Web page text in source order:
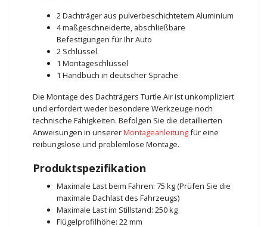
2 Dachträger aus pulverbeschichtetem Aluminium
4 maßgeschneiderte, abschließbare
Befestigungen für Ihr Auto
2 Schlüssel
1 Montageschlüssel
1 Handbuch in deutscher Sprache
Die Montage des Dachträgers Turtle Air ist unkompliziert
und erfordert weder besondere Werkzeuge noch
technische Fähigkeiten. Befolgen Sie die detaillierten
Anweisungen in unsererMontageanleitungfür eine
reibungslose und problemlose Montage.
Produktspezifikation
Maximale Last beim Fahren: 75 kg (Prüfen Sie die
maximale Dachlast des Fahrzeugs)
Maximale Last im Stillstand: 250 kg
Flügelprofilhöhe: 22 mm